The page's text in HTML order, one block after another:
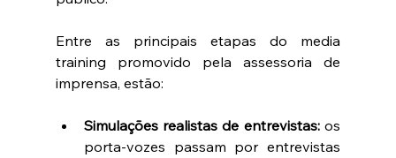
Entre as principais etapas do media
training promovido pela assessoria de
imprensa, estão:
Simulações realistas de entrevistas: os
porta-vozes passam por entrevistas